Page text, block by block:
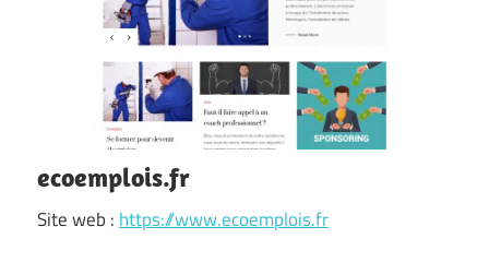
ecoemplois.fr
Site web : https://www.ecoemplois.fr